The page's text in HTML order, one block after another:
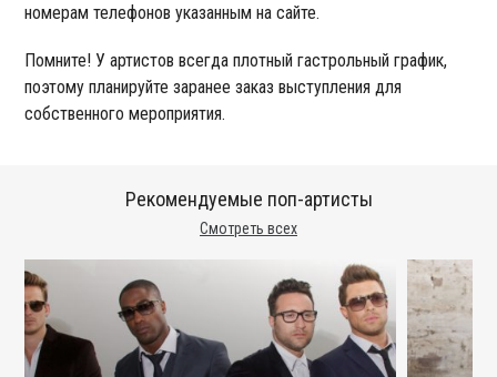
номерам телефонов указанным на сайте.
Помните! У артистов всегда плотный гастрольный график,
поэтому планируйте заранее заказ выступления для
собственного мероприятия.
Смотреть всех
Рекомендуемые поп-артисты